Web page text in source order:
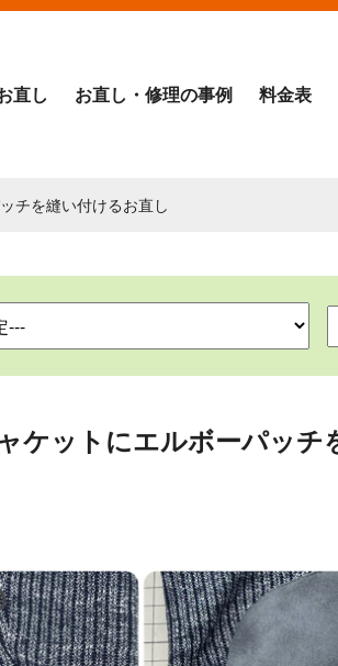
直し お直し・修理の事例 料金表
チを縫い付けるお直し
ケットにエルボーパッチ